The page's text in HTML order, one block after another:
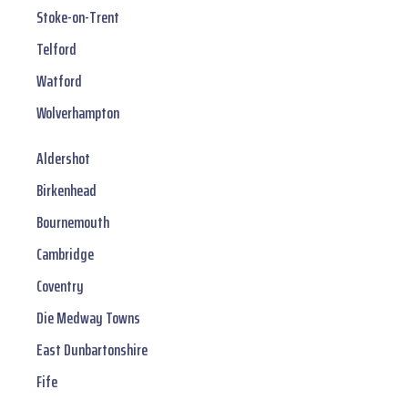
Stoke-on-Trent
Telford
Watford
Wolverhampton
Aldershot
Birkenhead
Bournemouth
Cambridge
Coventry
Die Medway Towns
East Dunbartonshire
Fife